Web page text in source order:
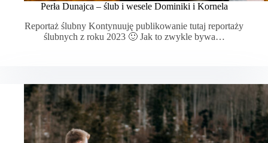
Perła Dunajca – ślub i wesele Dominiki i Kornela
Reportaż ślubny Kontynuuję publikowanie tutaj reportaży
ślubnych z roku 2023 🙂 Jak to zwykle bywa…